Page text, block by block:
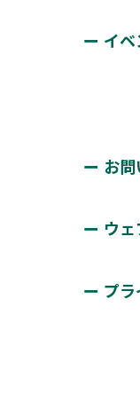
イベ
お
ウ
プ